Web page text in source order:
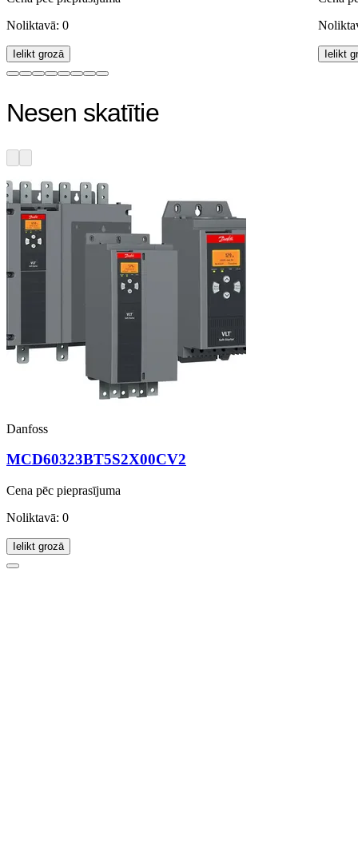
Noliktavā: 0
Ielikt grozā Ielikt
Nesen skatītie
Danfoss
MCD60323BT5S2X00CV2
Cena pēc pieprasījuma
Noliktavā: 0
Ielikt grozā